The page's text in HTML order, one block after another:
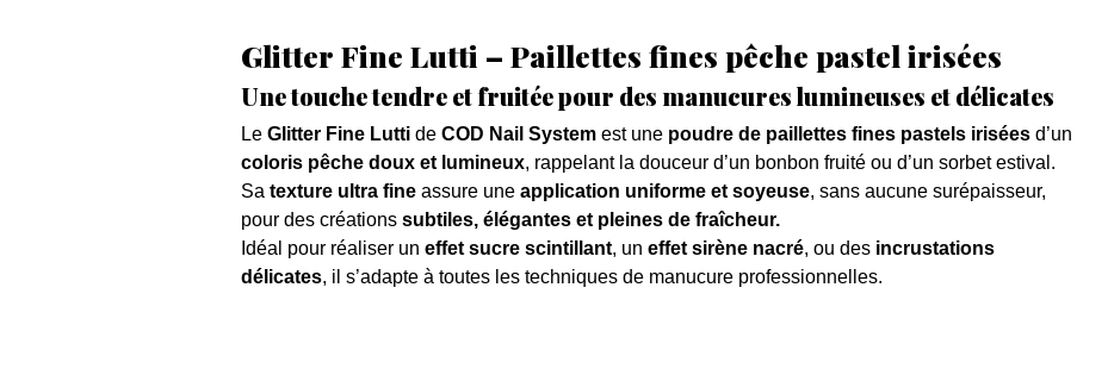
Glitter Fine Lutti – Paillettes fines pêche pastel irisées
Une touche tendre et fruitée pour des manucures lumineuses et délicates
Le Glitter Fine Luttide COD Nail Systemest une poudre de paillettes fines pastels iriséesd’un
coloris pêche doux et lumineux, rappelant la douceur d’un bonbon fruité ou d’un sorbet estival.
Sa texture ultra fineassure une application uniforme et soyeuse, sans aucune surépaisseur,
pour des créations subtiles, élégantes et pleines de fraîcheur.
Idéal pour réaliser un effet sucre scintillant, un effet sirène nacré, ou des incrustations
délicates, il s’adapte à toutes les techniques de manucure professionnelles.